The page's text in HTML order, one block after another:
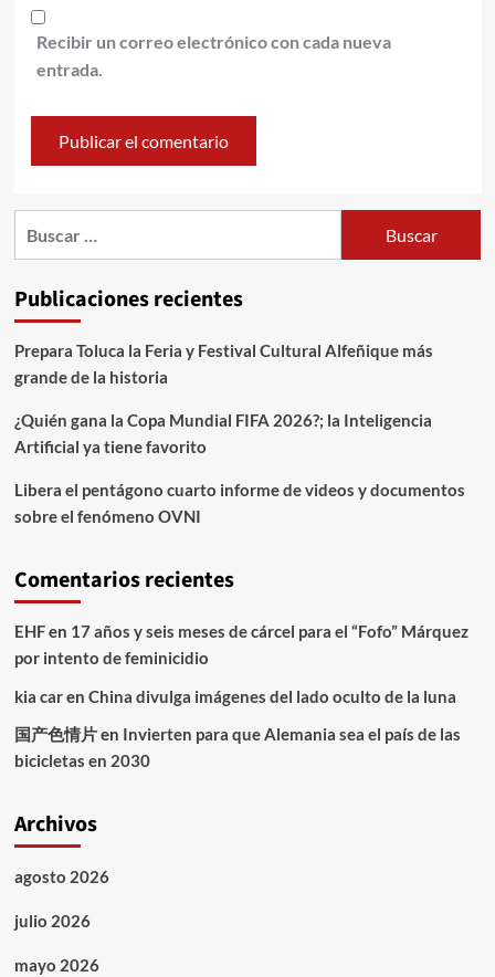
Recibir un correo electrónico con cada nueva
entrada.
Publicaciones recientes
Prepara Toluca la Feria y Festival Cultural Alfeñique más
grande de la historia
¿Quién gana la Copa Mundial FIFA 2026?; la Inteligencia
Artificial ya tiene favorito
Libera el pentágono cuarto informe de videos y documentos
sobre el fenómeno OVNI
Comentarios recientes
EHFen 17 años y seis meses de cárcel para el “Fofo” Márquez
por intento de feminicidio
kia caren China divulga imágenes del lado oculto de la luna
国产色情片en Invierten para que Alemania sea el país de las
bicicletas en 2030
Archivos
agosto 2026
julio 2026
mayo 2026